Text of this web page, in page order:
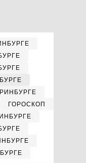
ГОРОСКОП